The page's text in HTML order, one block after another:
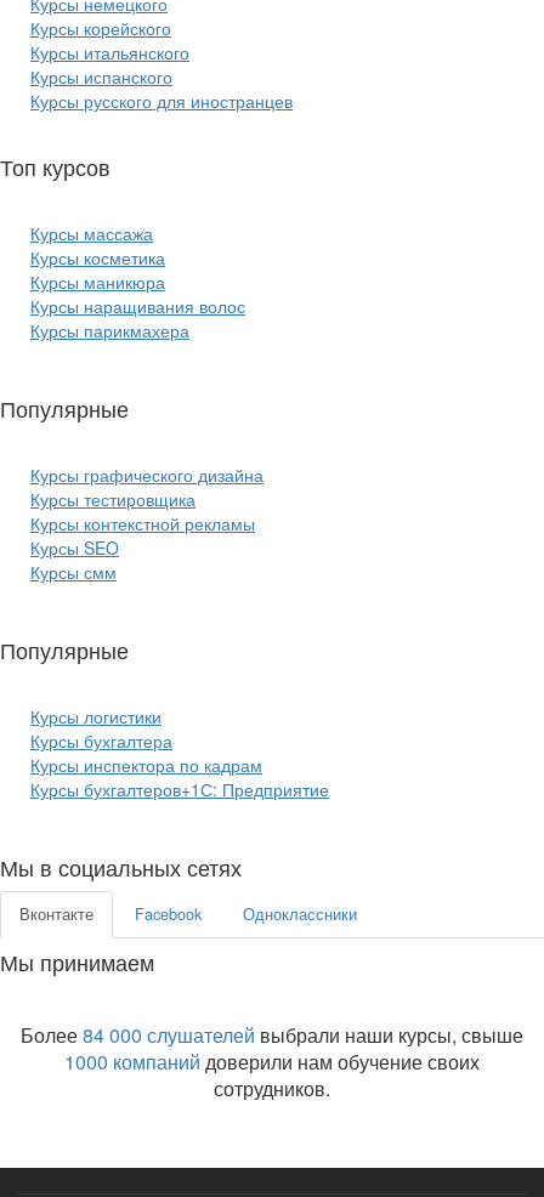
Курсы корейского
Курсы итальянского
Курсы испанского
Курсы русского для иностранцев
Топ курсов
Курсы массажа
Курсы косметика
Курсы маникюра
Курсы наращивания волос
Курсы парикмахера
Популярные
Курсы графического дизайна
Курсы тестировщика
Курсы контекстной рекламы
Курсы SEO
Курсы смм
Популярные
Курсы логистики
Курсы бухгалтера
Курсы инспектора по кадрам
Курсы бухгалтеров+1С: Предприятие
Мы в социальных сетях
Вконтакте Facebook Одноклассники
Мы принимаем
Более84 000 слушателей выбрали наши курсы, свыше
1000 компаний доверили нам обучение своих
сотрудников.